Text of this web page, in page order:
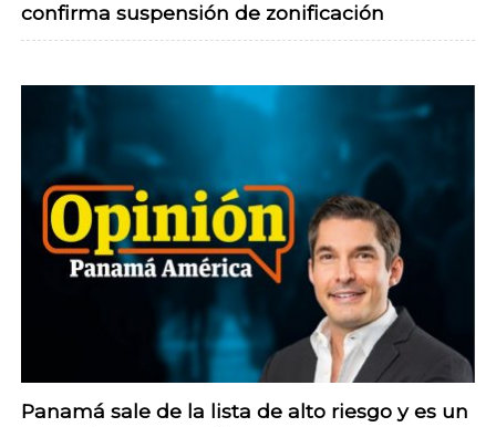
confirma suspensión de zonificación
Panamá sale de la lista de alto riesgo y es un